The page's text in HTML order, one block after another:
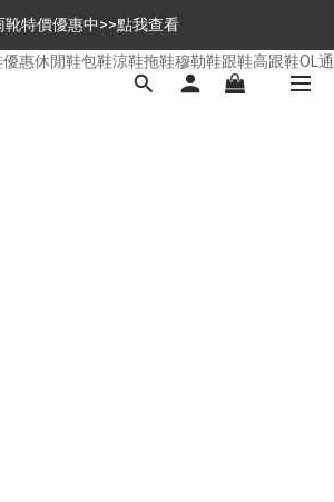
免運，優惠品點數5倍送
靴特價優惠中>>點我查看
免運，優惠品點數5倍送